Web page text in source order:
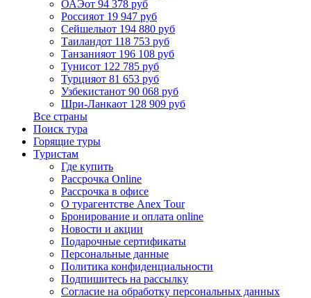
ОАЭот 94 378 руб
Россияот 19 947 руб
Сейшелыот 194 880 руб
Таиландот 118 753 руб
Танзанияот 196 108 руб
Тунисот 122 785 руб
Турцияот 81 653 руб
Узбекистанот 90 068 руб
Шри-Ланкаот 128 909 руб
Все страны
Поиск тура
Горящие туры
Туристам
Где купить
Рассрочка Online
Рассрочка в офисе
О турагентстве Anex Tour
Бронирование и оплата online
Новости и акции
Подарочные сертификаты
Персональные данные
Политика конфиденциальности
Подпишитесь на рассылку
Согласие на обработку персональных данных